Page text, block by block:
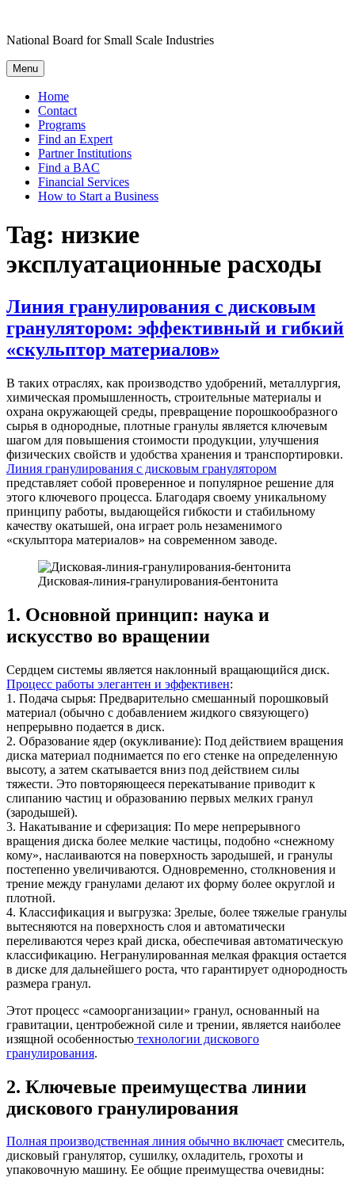
content
National Board for Small Scale Industries
Menu
Home
Contact
Programs
Find an Expert
Partner Institutions
Find a BAC
Financial Services
How to Start a Business
Tag: низкие
эксплуатационные расходы
Линия гранулирования с дисковым
гранулятором: эффективный и гибкий
«скульптор материалов»
В таких отраслях, как производство удобрений, металлургия,
химическая промышленность, строительные материалы и
охрана окружающей среды, превращение порошкообразного
сырья в однородные, плотные гранулы является ключевым
шагом для повышения стоимости продукции, улучшения
физических свойств и удобства хранения и транспортировки.
Линия гранулирования с дисковым гранулятором
представляет собой проверенное и популярное решение для
этого ключевого процесса. Благодаря своему уникальному
принципу работы, выдающейся гибкости и стабильному
качеству окатышей, она играет роль незаменимого
«скульптора материалов» на современном заводе.
Дисковая-линия-гранулирования-бентонита
1. Основной принцип: наука и
искусство во вращении
Сердцем системы является наклонный вращающийся диск.
Процесс работы элегантен и эффективен:
1. Подача сырья: Предварительно смешанный порошковый
материал (обычно с добавлением жидкого связующего)
непрерывно подается в диск.
2. Образование ядер (окукливание): Под действием вращения
диска материал поднимается по его стенке на определенную
высоту, а затем скатывается вниз под действием силы
тяжести. Это повторяющееся перекатывание приводит к
слипанию частиц и образованию первых мелких гранул
(зародышей).
3. Накатывание и сферизация: По мере непрерывного
вращения диска более мелкие частицы, подобно «снежному
кому», наслаиваются на поверхность зародышей, и гранулы
постепенно увеличиваются. Одновременно, столкновения и
трение между гранулами делают их форму более округлой и
плотной.
4. Классификация и выгрузка: Зрелые, более тяжелые гранулы
вытесняются на поверхность слоя и автоматически
переливаются через край диска, обеспечивая автоматическую
классификацию. Негранулированная мелкая фракция остается
в диске для дальнейшего роста, что гарантирует однородность
размера гранул.
Этот процесс «самоорганизации» гранул, основанный на
гравитации, центробежной силе и трении, является наиболее
изящной особенностью технологии дискового
гранулирования.
2. Ключевые преимущества линии
дискового гранулирования
Полная производственная линия обычно включает смеситель,
дисковый гранулятор, сушилку, охладитель, грохоты и
упаковочную машину. Ее общие преимущества очевидны: